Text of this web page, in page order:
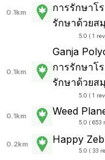
0.1km
การรักษาโ
รักษาด้วยส
5.0 ( 1
0.1km
Ganja
การรักษาโ
รักษาด้วยส
5.0 ( 1
0.1km Weed
5.0 ( 653
0.2km Happy
5.0 ( 33